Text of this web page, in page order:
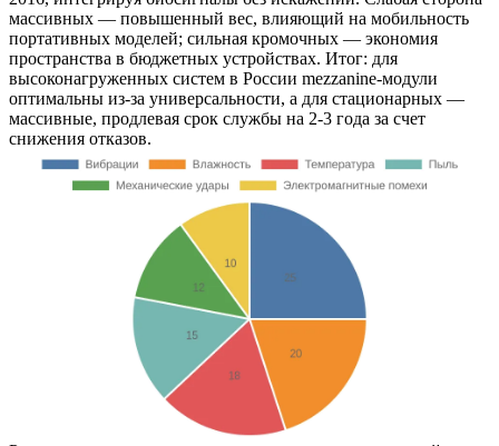
массивных — повышенный вес, влияющий на мобильность
портативных моделей; сильная кромочных — экономия
пространства в бюджетных устройствах. Итог: для
высоконагруженных систем в России mezzanine-модули
оптимальны из-за универсальности, а для стационарных —
массивные, продлевая срок службы на 2-3 года за счет
снижения отказов.